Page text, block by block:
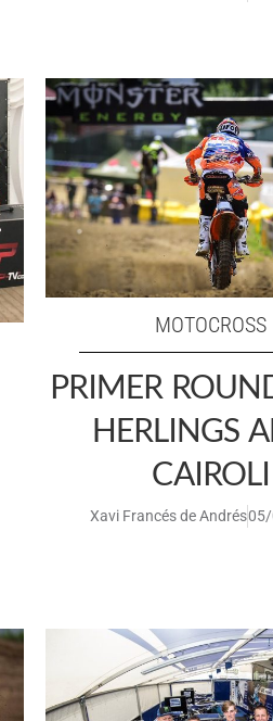
MOTOCROSS
PRIMER
HERLINGS
CAIROLI
Xavi Francés de Andrés